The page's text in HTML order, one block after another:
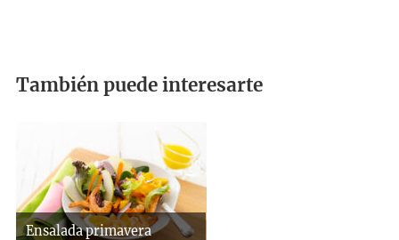
También puede interesarte
Ensalada primavera